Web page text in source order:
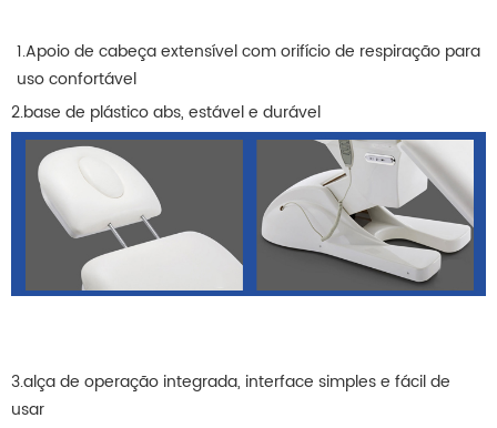
1.Apoio de cabeça extensível com orifício de respiração para
uso confortável
2.base de plástico abs, estável e durável
3.alça de operação integrada, interface simples e fácil de
usar